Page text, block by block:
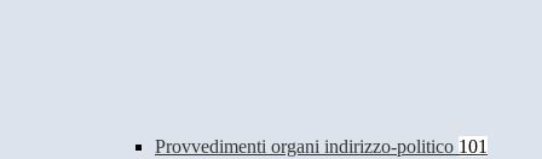
Provvedimenti organi indirizzo-politico 101